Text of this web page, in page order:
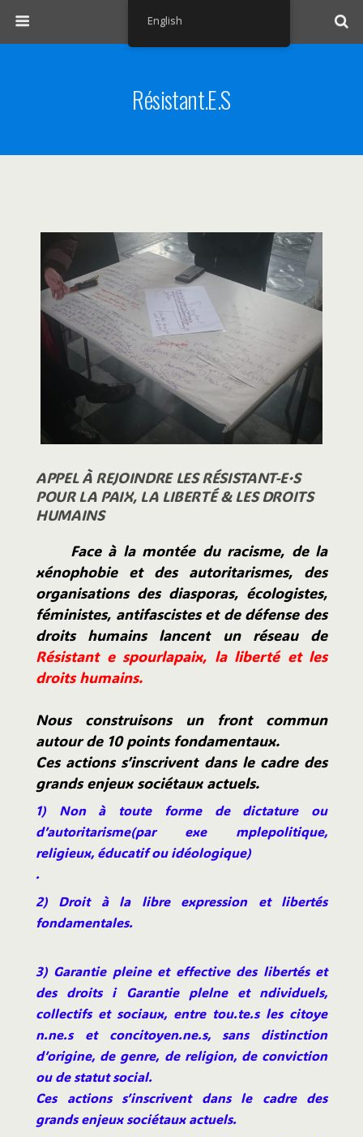
Résistant.e.s
APPEL À REJOINDRE LES RÉSISTANT-E·S
POUR LA PAIX, LA LIBERTÉ & LES DROITS
HUMAINS
Face à la montée du racisme, de la
xénophobie et des autoritarismes, des
organisations des diasporas, écologistes,
féministes, antifascistes et de défense des
droits humains lancent un réseau de
Résistant e spourlapaix, la liberté et les
droits humains.
Nous construisons un front commun
autour de 10 points fondamentaux.
Ces actions s’inscrivent dans le cadre des
grands enjeux sociétaux actuels.
1) Non à toute forme de dictature ou
d’autoritarisme(par exe mplepolitique,
religieux, éducatif ou idéologique)
.
2) Droit à la libre expression et libertés
fondamentales.
3) Garantie pleine et effective des libertés et
des droits i Garantie plelne et ndividuels,
collectifs et sociaux, entre tou.te.s les citoye
n.ne.s et concitoyen.ne.s, sans distinction
d’origine, de genre, de religion, de conviction
ou de statut social.
Ces actions s’inscrivent dans le cadre des
grands enjeux sociétaux actuels.
English